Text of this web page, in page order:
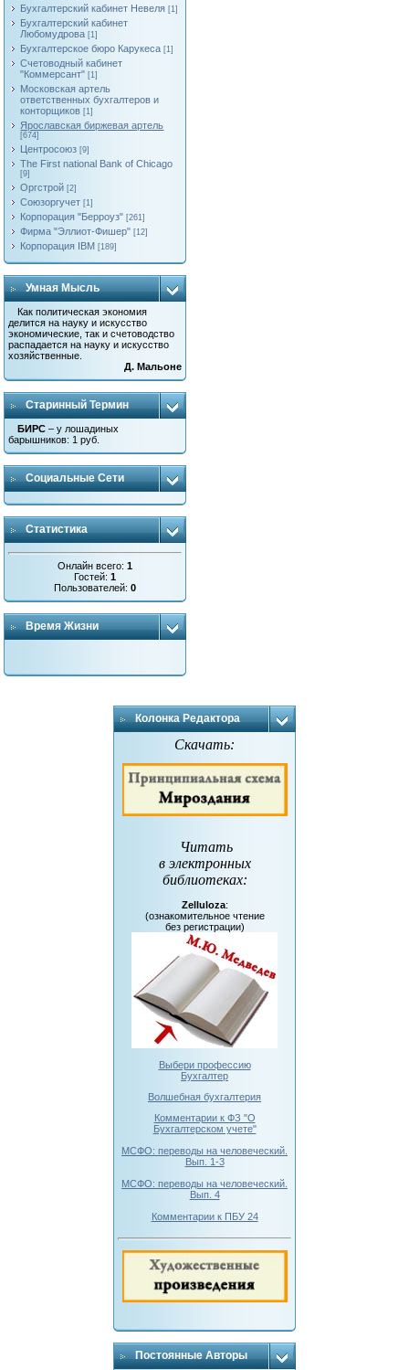
Бухгалтерский кабинет Невеля [1]
Бухгалтерский кабинет
Любомудрова [1]
Бухгалтерское бюро Карукеса [1]
Счетоводный кабинет
"Коммерсант" [1]
Московская артель
ответственных бухгалтеров и
конторщиков [1]
Яроcлавская биржевая артель
[674]
Центросоюз [9]
The First national Bank of Chicago
[9]
Оргстрой [2]
Союзоргучет [1]
Корпорация "Берроуз" [261]
Фирма "Эллиот-Фишер" [12]
Корпорация IBM [189]
Умная Мысль
Как политическая экономия
делится на науку и искусство
экономические, так и счетоводство
распадается на науку и искусство
хозяйственные.
Д. Мальоне
Старинный Термин
БИРС – у лошадиных
барышников: 1 руб.
Социальные Сети
Статистика
Онлайн всего:1
Гостей:1
Пользователей:0
Время Жизни
Колонка Редактора
Скачать:
Читать
в электронных
библиотеках:
Zelluloza:
(ознакомительное чтение
без регистрации)
Выбери профессию
Бухгалтер
Волшебная бухгалтерия
Комментарии к ФЗ "О
Бухгалтерском учете"
МСФО: переводы на человеческий.
Вып. 1-3
МСФО: переводы на человеческий.
Вып. 4
Комментарии к ПБУ 24
Постоянные Авторы